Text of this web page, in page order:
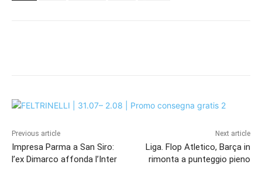
Previous article
Impresa Parma a San Siro:
l’ex Dimarco affonda l’Inter
Next article
Liga. Flop Atletico, Barça in
rimonta a punteggio pieno